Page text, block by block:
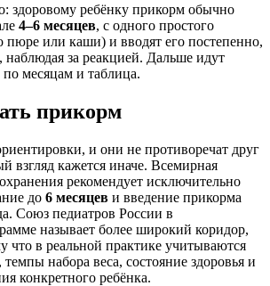
здоровому ребёнку прикорм обычно
4–6 месяцев, с одного простого
пюре или каши) и вводят его постепенно,
за реакцией. Дальше идут
месяцам и таблица.
прикорм
и они не противоречат друг
взгляд кажется иначе. Всемирная
рекомендует исключительно
до 6 месяцев и введение прикорма
Союз педиатров России в
называет более широкий коридор,
что в реальной практике учитываются
набора веса, состояние здоровья и
конкретного ребёнка.